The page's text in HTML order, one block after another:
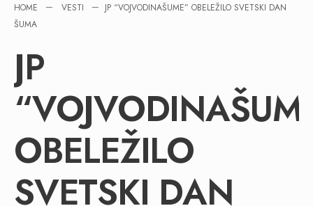
HOME VESTI
JP “VOJVODINAŠUME” OBELEŽILO SVETSKI DAN
ŠUMA
JP
OBELEŽILO
SVETSKI DAN